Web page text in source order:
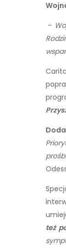
–
też